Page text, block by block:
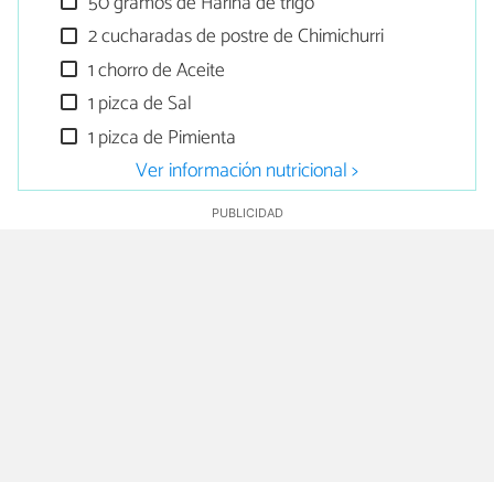
2 cucharadas de postre de Chimichurri
1 chorro de Aceite
1 pizca de Sal
1 pizca de Pimienta
Ver información nutricional >